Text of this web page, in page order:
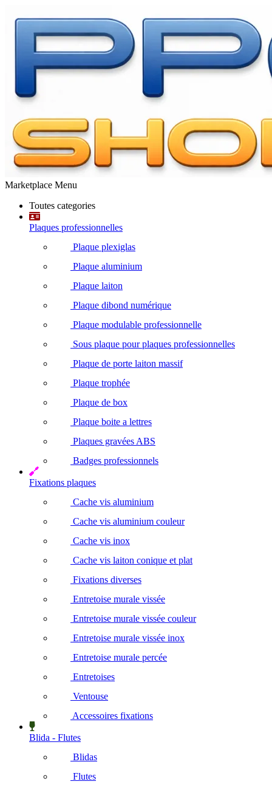
Marketplace Menu
Toutes categories
Plaques professionnelles
Plaque plexiglas
Plaque aluminium
Plaque laiton
Plaque dibond numérique
Plaque modulable professionnelle
Sous plaque pour plaques professionnelles
Plaque de porte laiton massif
Plaque trophée
Plaque de box
Plaque boite a lettres
Plaques gravées ABS
Badges professionnels
Fixations plaques
Cache vis aluminium
Cache vis aluminium couleur
Cache vis inox
Cache vis laiton conique et plat
Fixations diverses
Entretoise murale vissée
Entretoise murale vissée couleur
Entretoise murale vissée inox
Entretoise murale percée
Entretoises
Ventouse
Accessoires fixations
Blida - Flutes
Blidas
Flutes